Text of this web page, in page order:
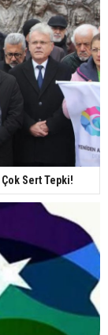
Sert Tepki!